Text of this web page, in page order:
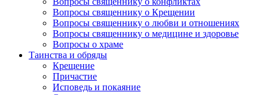
Вопросы священнику о Крещении
Вопросы священнику о любви и отношениях
Вопросы священнику о медицине и здоровье
Вопросы о храме
Таинства и обряды
Крещение
Причастие
Исповедь и покаяние